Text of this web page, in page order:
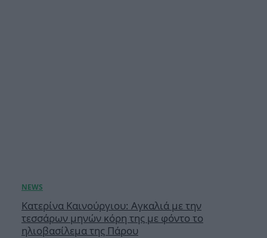
Κατερίνα Καινούργιου: Αγκαλιά με την
τεσσάρων μηνών κόρη της με φόντο το
ηλιοβασίλεμα της Πάρου